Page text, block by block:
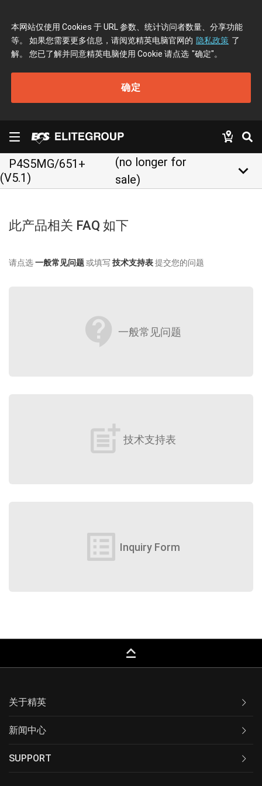
本网站仅使用 Cookies 于 URL 参数、统计访问者数量、分享功能
等。 如果您需要更多信息，请阅览精英电脑官网的 隐私政策 了
解。 您已了解并同意精英电脑使用 Cookie 请点选 "确定"。
确定
P4S5MG/651+
(V5.1)
(no longer for
sale)
keyboard_arrow_down
此产品相关 FAQ 如下
请点选一般常见问题或填写 技术支持表提交您的问题
contact_support 一般常见问题
post_add 技术支持表
list_alt Inquiry Form
keyboard_capslock
关于精英
新闻中心
SUPPORT